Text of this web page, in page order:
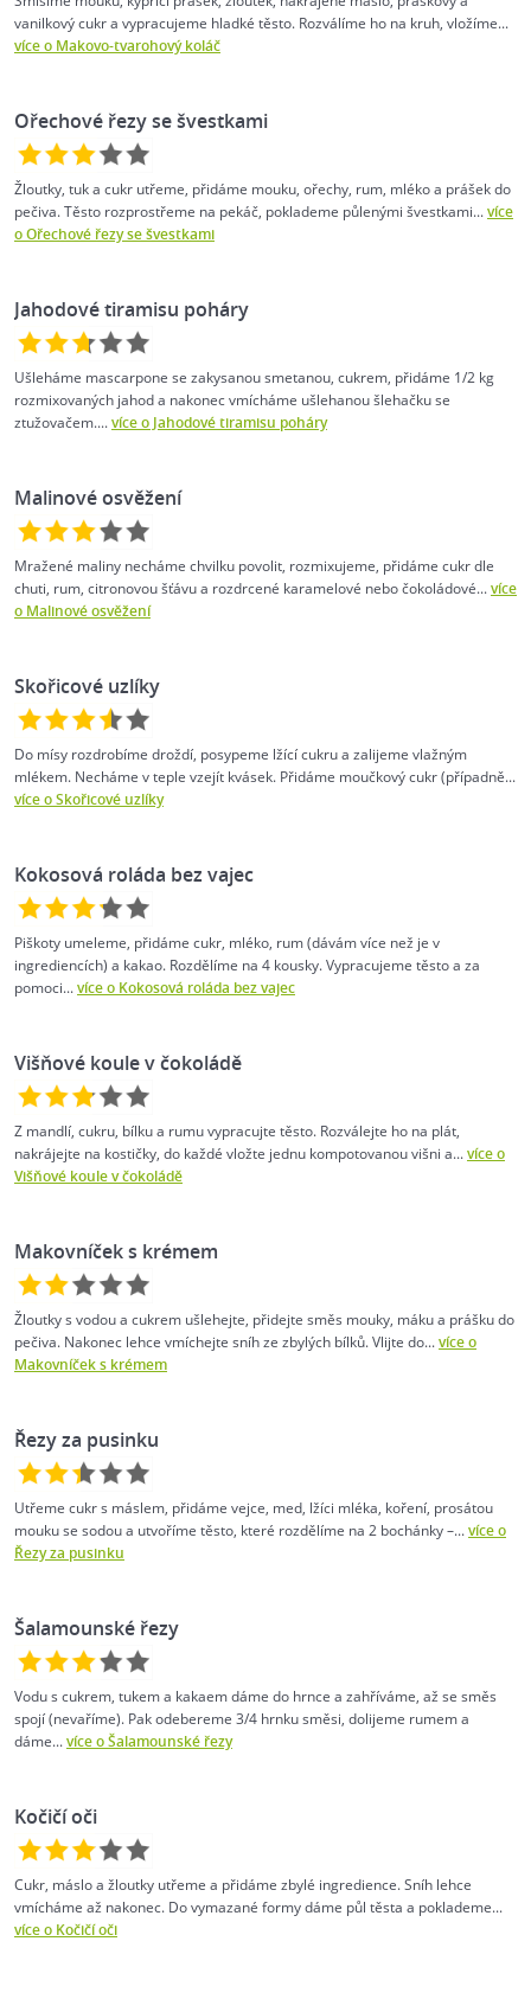
vanilkový cukr a vypracujeme hladké těsto. Rozválíme ho na kruh, vložíme...
více o Makovo-tvarohový koláč
Ořechové řezy se švestkami
Žloutky, tuk a cukr utřeme, přidáme mouku, ořechy, rum, mléko a prášek do
pečiva. Těsto rozprostřeme na pekáč, poklademe půlenými švestkami...více
o Ořechové řezy se švestkami
Jahodové tiramisu poháry
Ušleháme mascarpone se zakysanou smetanou, cukrem, přidáme 1/2 kg
rozmixovaných jahod a nakonec vmícháme ušlehanou šlehačku se
ztužovačem....více o Jahodové tiramisu poháry
Malinové osvěžení
Mražené maliny necháme chvilku povolit, rozmixujeme, přidáme cukr dle
chuti, rum, citronovou šťávu a rozdrcené karamelové nebo čokoládové...více
o Malinové osvěžení
Skořicové uzlíky
Do mísy rozdrobíme droždí, posypeme lžící cukru a zalijeme vlažným
mlékem. Necháme v teple vzejít kvásek. Přidáme moučkový cukr (případně...
více o Skořicové uzlíky
Kokosová roláda bez vajec
Piškoty umeleme, přidáme cukr, mléko, rum (dávám více než je v
ingrediencích) a kakao. Rozdělíme na 4 kousky. Vypracujeme těsto a za
pomoci...více o Kokosová roláda bez vajec
Višňové koule v čokoládě
Z mandlí, cukru, bílku a rumu vypracujte těsto. Rozválejte ho na plát,
nakrájejte na kostičky, do každé vložte jednu kompotovanou višni a...více o
Višňové koule v čokoládě
Makovníček s krémem
Žloutky s vodou a cukrem ušlehejte, přidejte směs mouky, máku a prášku do
pečiva. Nakonec lehce vmíchejte sníh ze zbylých bílků. Vlijte do...více o
Makovníček s krémem
Řezy za pusinku
Utřeme cukr s máslem, přidáme vejce, med, lžíci mléka, koření, prosátou
mouku se sodou a utvoříme těsto, které rozdělíme na 2 bochánky –...více o
Řezy za pusinku
Šalamounské řezy
Vodu s cukrem, tukem a kakaem dáme do hrnce a zahříváme, až se směs
spojí (nevaříme). Pak odebereme 3/4 hrnku směsi, dolijeme rumem a
dáme...více o Šalamounské řezy
Kočičí oči
Cukr, máslo a žloutky utřeme a přidáme zbylé ingredience. Sníh lehce
vmícháme až nakonec. Do vymazané formy dáme půl těsta a poklademe...
více o Kočičí oči